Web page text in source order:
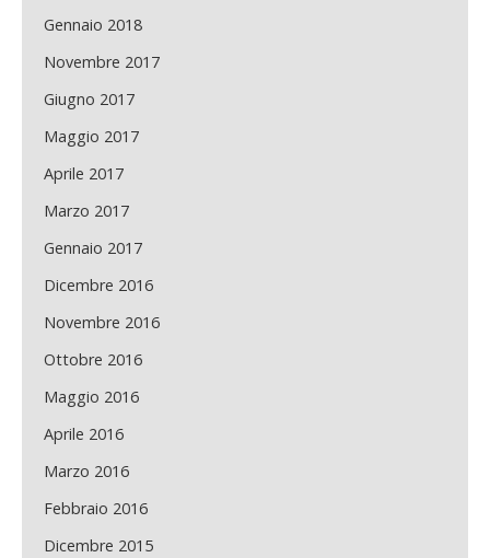
Gennaio 2018
Novembre 2017
Giugno 2017
Maggio 2017
Aprile 2017
Marzo 2017
Gennaio 2017
Dicembre 2016
Novembre 2016
Ottobre 2016
Maggio 2016
Aprile 2016
Marzo 2016
Febbraio 2016
Dicembre 2015